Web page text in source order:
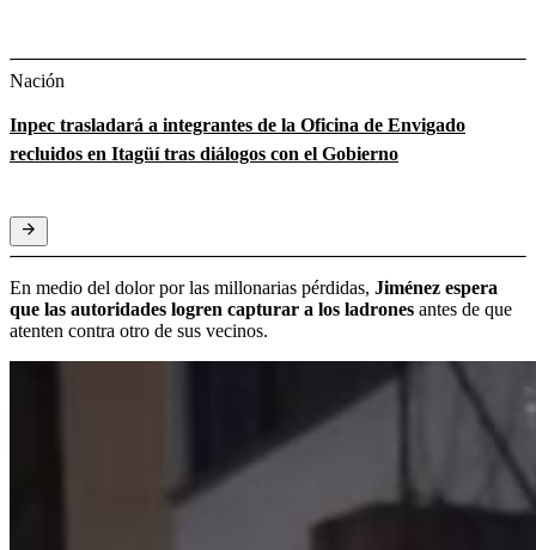
Nación
Inpec trasladará a integrantes de la Oficina de Envigado
recluidos en Itagüí tras diálogos con el Gobierno
En medio del dolor por las millonarias pérdidas, Jiménez espera
que las autoridades logren capturar a los ladrones antes de que
atenten contra otro de sus vecinos.